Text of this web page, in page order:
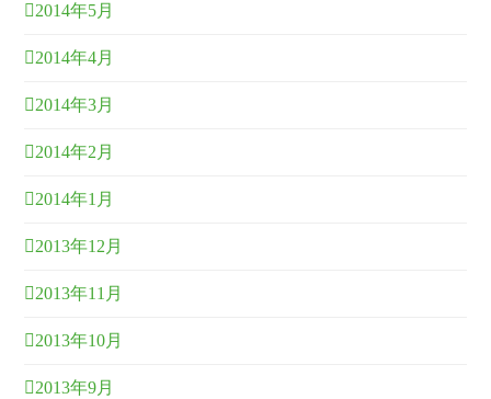
2014年5月
2014年4月
2014年3月
2014年2月
2014年1月
2013年12月
2013年11月
2013年10月
2013年9月